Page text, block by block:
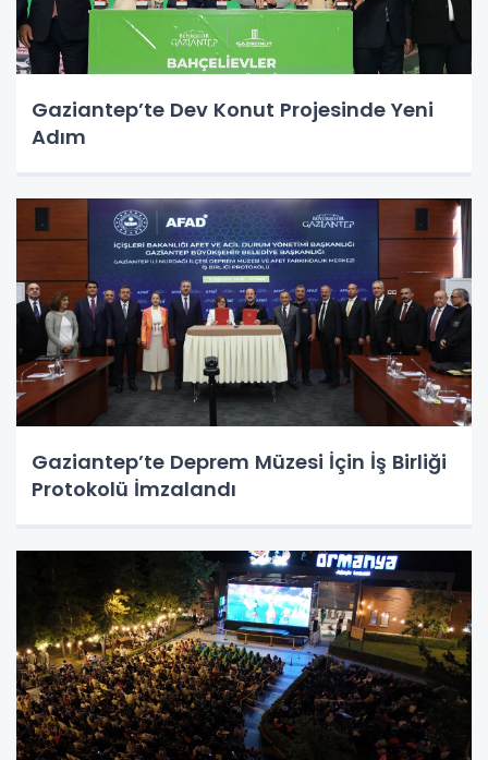
Gaziantep’te Dev Konut Projesinde Yeni
Adım
Gaziantep’te Deprem Müzesi İçin İş Birliği
Protokolü İmzalandı